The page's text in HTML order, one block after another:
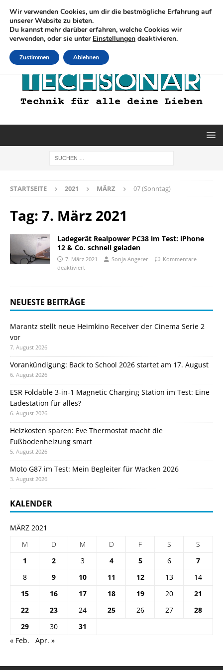
STARTSEITE 2021 MÄRZ 07 (Sonntag)
Tag: 7. März 2021
Ladegerät Realpower PC38 im Test: iPhone
12 & Co. schnell geladen
7. März 2021 Sonja Angerer
Kommentare
deaktiviert
NEUESTE BEITRÄGE
Marantz stellt neue Heimkino Receiver der Cinema Serie 2
vor
7. August 2026
Vorankündigung: Back to School 2026 startet am 17. August
6. August 2026
ESR Foldable 3-in-1 Magnetic Charging Station im Test: Eine
Ladestation für alles?
6. August 2026
Heizkosten sparen: Eve Thermostat macht die
Fußbodenheizung smart
5. August 2026
Moto G87 im Test: Mein Begleiter für Wacken 2026
3. August 2026
KALENDER
MÄRZ 2021
M
D M D F S
S
1
2 3 4 5 6
7
8
9 10 11 12 13
14
15
16 17 18 19 20
21
22
23 24 25 26 27
28
29
30
31
« Feb.
Apr. »
Wir verwenden Cookies, um dir die bestmögliche Erfahrung auf
unserer Website zu bieten.
Du kannst mehr darüber erfahren, welche Cookies wir
verwenden, oder sie unter Einstellungen deaktivieren.
Zustimmen Ablehnen